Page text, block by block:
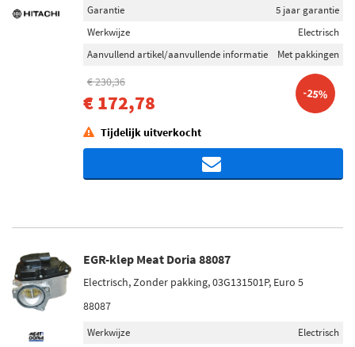
Garantie
5 jaar garantie
Werkwijze
Electrisch
Aanvullend artikel/aanvullende informatie
Met pakkingen
€ 230,36
€ 172,78 -25%
Tijdelijk uitverkocht
EGR-klep Meat Doria 88087
Electrisch, Zonder pakking, 03G131501P, Euro 5
88087
Werkwijze Electrisch